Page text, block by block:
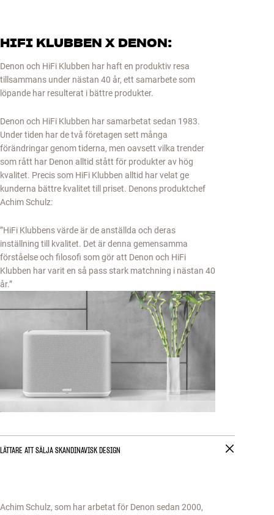
HIFI KLUBBEN X DENON:
Denon och HiFi Klubben har haft en produktiv resa
tillsammans under nästan 40 år, ett samarbete som
löpande har resulterat i bättre produkter.
Denon och HiFi Klubben har samarbetat sedan 1983.
Under tiden har de två företagen sett många
förändringar genom tiderna, men oavsett vilka trender
som rått har Denon alltid stått för produkter av hög
kvalitet. Precis som HiFi Klubben alltid har velat ge
kunderna bättre kvalitet till priset. Denons produktchef
Achim Schulz:
”HiFi Klubbens värde är de anställda och deras
inställning till kvalitet. Det är denna gemensamma
förståelse och filosofi som gör att Denon och HiFi
Klubben har varit en så pass stark matchning i nästan 40
år.”
LÄTTARE ATT SÄLJA SKANDINAVISK DESIGN
Achim Schulz, som har arbetat för Denon sedan 2000,